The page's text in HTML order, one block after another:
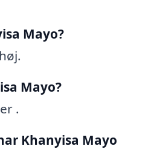
Mayo?
Mayo?
.
Khanyisa Mayo